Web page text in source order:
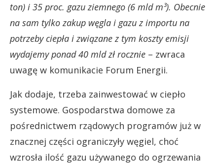
ton) i 35 proc. gazu ziemnego (6 mld m³). Obecnie
na sam tylko zakup węgla i gazu z importu na
potrzeby ciepła i związane z tym koszty emisji
wydajemy ponad 40 mld zł rocznie – zwraca
uwagę w komunikacie Forum Energii.
Jak dodaje, trzeba zainwestować w ciepło
systemowe. Gospodarstwa domowe za
pośrednictwem rządowych programów już w
znacznej części ograniczyły węgiel, choć
wzrosła ilość gazu używanego do ogrzewania